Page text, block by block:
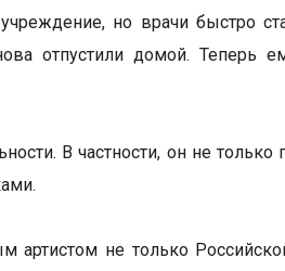
но врачи быстро
отпустили домой. Теперь
В частности, он не
артистом не только